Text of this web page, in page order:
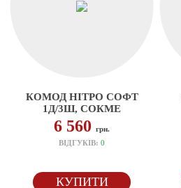
КОМОД НІТРО СОФТ
1Д/3Ш, СОКМЕ
6 560грн.
ВІДГУКІВ:0
КУПИТИ